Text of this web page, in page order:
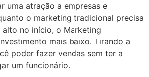
uma atração a empresas e
o marketing tradicional precisa
no início, o Marketing
mais baixo. Tirando a
poder fazer vendas sem ter a
um funcionário.